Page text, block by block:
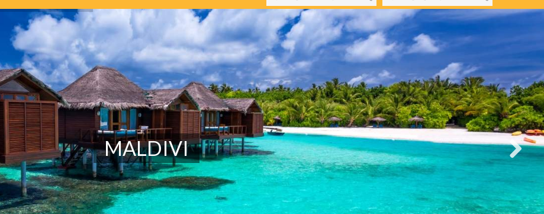
MALDIVI